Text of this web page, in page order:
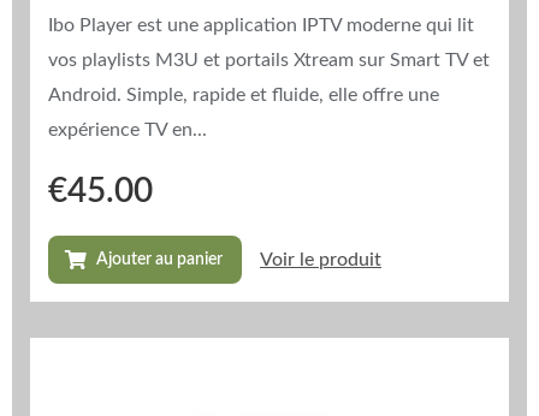
Ibo Player est une application IPTV moderne qui lit
vos playlists M3U et portails Xtream sur Smart TV et
Android. Simple, rapide et fluide, elle offre une
expérience TV en...
€45.00
Ajouter au panier Voir le produit